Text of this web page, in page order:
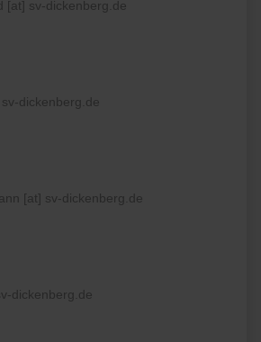
[at] sv-dickenberg.de
dickenberg.de
[at] sv-dickenberg.de
dickenberg.de